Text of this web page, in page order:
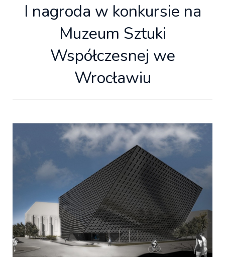
I nagroda w konkursie na
Muzeum Sztuki
Współczesnej we
Wrocławiu